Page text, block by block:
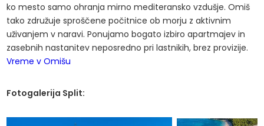
ko mesto samo ohranja mirno mediteransko vzdušje. Omiš
tako združuje sproščene počitnice ob morju z aktivnim
uživanjem v naravi. Ponujamo bogato izbiro apartmajev in
zasebnih nastanitev neposredno pri lastnikih, brez provizije.
Vreme v Omišu
Fotogalerija Split: